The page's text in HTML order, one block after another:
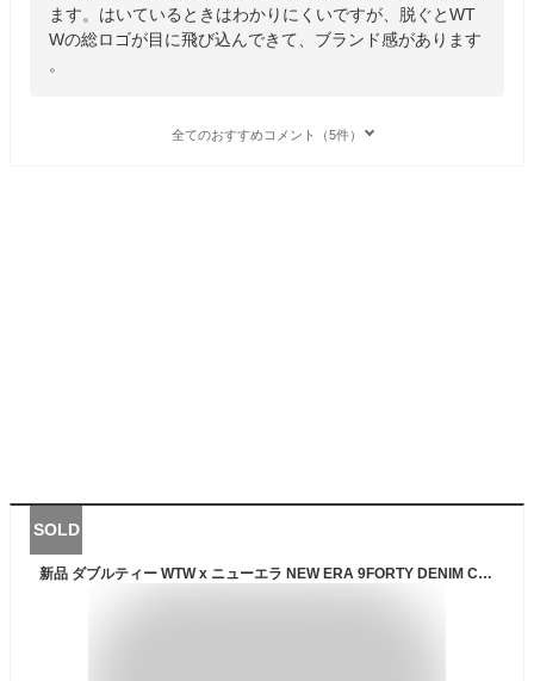
ます。はいているときはわかりにくいですが、脱ぐとWT
Wの総ロゴが目に飛び込んできて、ブランド感があります
。
全てのおすすめコメント（5件）
SOLD
新品 ダブルティー WTW x ニューエラ NEW ERA 9FORTY DENIM CAP キャップ INDIGO インディゴ メンズ レディース